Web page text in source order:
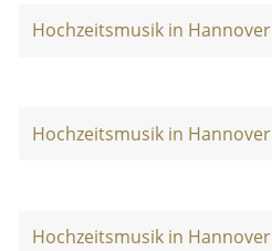
Hochzeitsmusik in Hannover
Hochzeitsmusik in Hannover
Hochzeitsmusik in Hannover